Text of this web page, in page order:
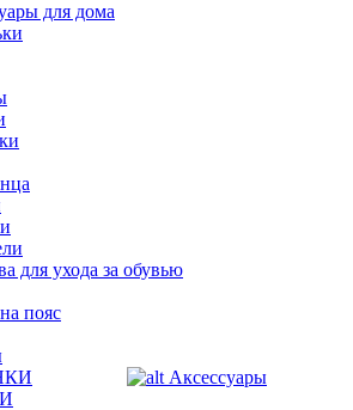
для дома
для ухода за обувью
пояс
Аксессуары